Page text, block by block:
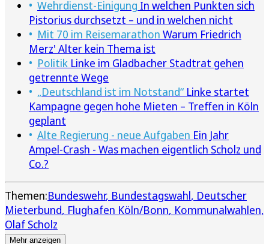
Wehrdienst-Einigung In welchen Punkten sich
Pistorius durchsetzt – und in welchen nicht
Mit 70 im Reisemarathon Warum Friedrich
Merz' Alter kein Thema ist
Politik Linke im Gladbacher Stadtrat gehen
getrennte Wege
„Deutschland ist im Notstand“ Linke startet
Kampagne gegen hohe Mieten – Treffen in Köln
geplant
Alte Regierung - neue Aufgaben Ein Jahr
Ampel-Crash - Was machen eigentlich Scholz und
Co.?
Themen:Bundeswehr Bundestagswahl Deutscher
Mieterbund Flughafen Köln/Bonn Kommunalwahlen
Olaf Scholz
Mehr anzeigen